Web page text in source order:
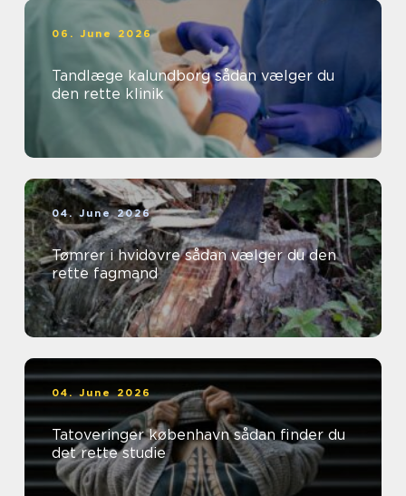
06. June 2026
Tandlæge kalundborg sådan vælger du
den rette klinik
04. June 2026
Tømrer i hvidovre sådan vælger du den
rette fagmand
04. June 2026
Tatoveringer københavn sådan finder du
det rette studie